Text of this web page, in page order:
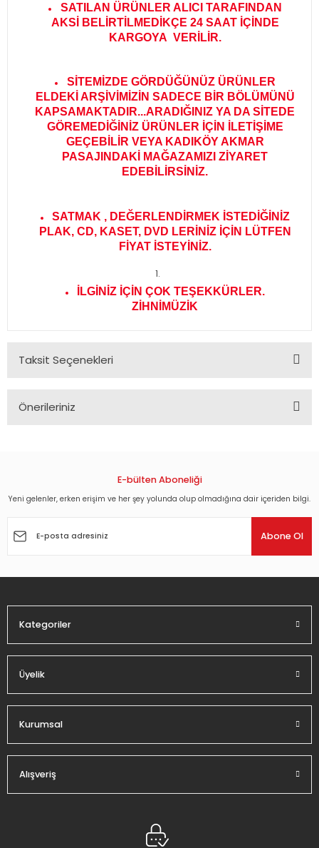
SATILAN ÜRÜNLER ALICI TARAFINDAN
AKSİ BELİRTİLMEDİKÇE 24 SAAT İÇİNDE
KARGOYA VERİLİR.
SİTEMİZDE GÖRDÜĞÜNÜZ ÜRÜNLER
ELDEKİ ARŞİVİMİZİN SADECE BİR BÖLÜMÜNÜ
KAPSAMAKTADIR...ARADIĞINIZ YA DA SİTEDE
GÖREMEDİĞİNİZ ÜRÜNLER İÇİN İLETİŞİME
GEÇEBİLİR VEYA KADIKÖY AKMAR
PASAJINDAKİ MAĞAZAMIZI ZİYARET
EDEBİLİRSİNİZ.
SATMAK , DEĞERLENDİRMEK İSTEDİĞİNİZ
PLAK, CD, KASET, DVD LERİNİZ İÇİN LÜTFEN
FİYAT İSTEYİNİZ.
İLGİNİZ İÇİN ÇOK TEŞEKKÜRLER.
ZİHNİMÜZİK
Taksit Seçenekleri
Önerileriniz
Görüş ve önerileriniz için teşekkür ederiz.
Ürün açıklamasında eksik bilgiler bulunuyor.
Ürün fiyatı diğer sitelerden daha pahalı.
E-bülten Aboneliği
Yeni gelenler, erken erişim ve her şey yolunda olup olmadığına dair içeriden bilgi.
Abone Ol
Kategoriler
Üyelik
Kurumsal
Alışveriş